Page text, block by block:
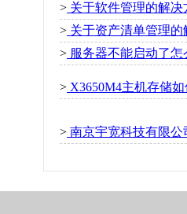
> 关于软件管理的解
> 关于资产清单管理
> 服务器不能启动了
> X3650M4主机存储
> 南京宇宽科技有限